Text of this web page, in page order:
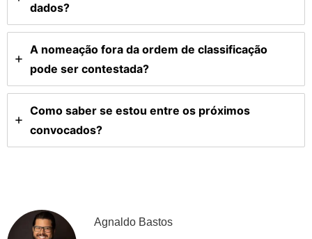
dados?
A nomeação fora da ordem de classificação
pode ser contestada?
Como saber se estou entre os próximos
convocados?
Agnaldo Bastos